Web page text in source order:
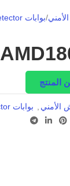
بوابات Metal Detector
المنتج
الأمني
بوابات Metal Detector